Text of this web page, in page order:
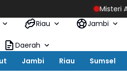
Misteri Aktivitas Bongkar
Riau Jambi
Daerah
Jambi Riau Sumsel